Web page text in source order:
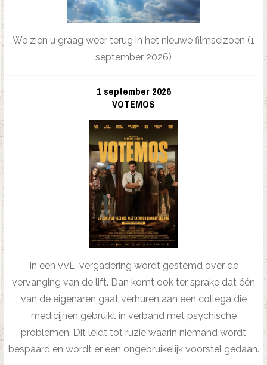
We zien u graag weer terug in het nieuwe filmseizoen (1
september 2026)
1 september 2026
VOTEMOS
In een VvE-vergadering wordt gestemd over de
vervanging van de lift. Dan komt ook ter sprake dat één
van de eigenaren gaat verhuren aan een collega die
medicijnen gebruikt in verband met psychische
problemen. Dit leidt tot ruzie waarin niemand wordt
bespaard en wordt er een ongebruikelijk voorstel gedaan.